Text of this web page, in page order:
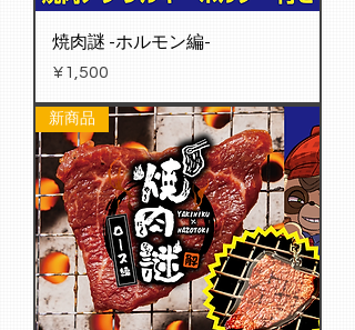
焼肉謎 -ホルモン編-
Price
¥1,500
新商品